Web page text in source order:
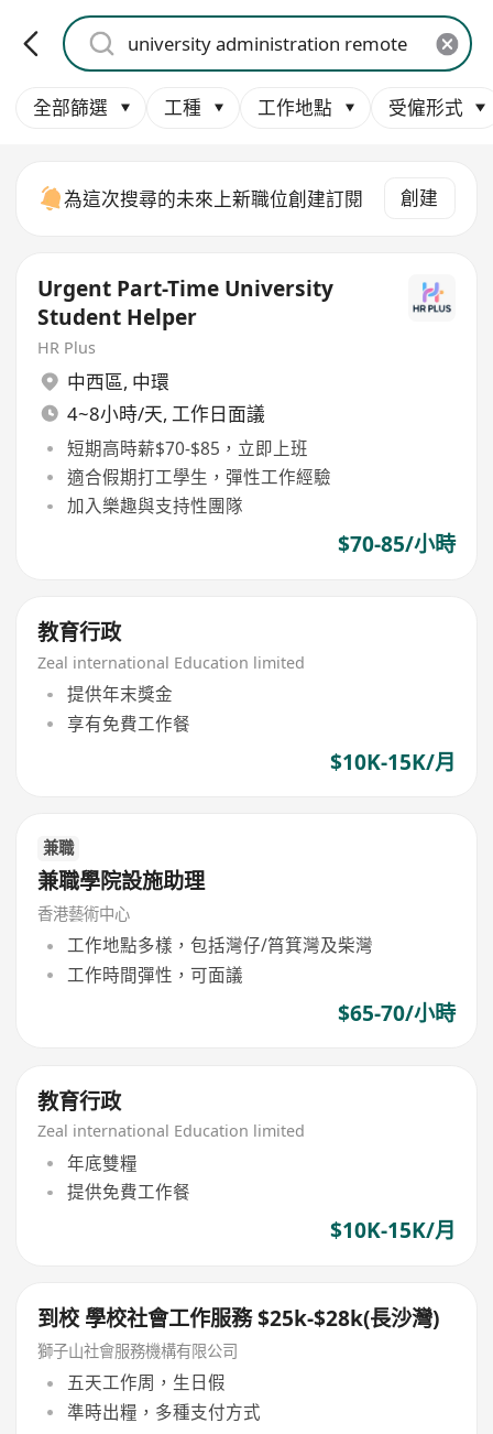
全部篩選 工種 工作地點 受僱形式
為這次搜尋的未來上新職位創建訂閱 創建
Urgent Part-Time University
Student Helper
HR Plus
中西區, 中環
4~8小時/天, 工作日面議
短期高時薪$70-$85，立即上班
適合假期打工學生，彈性工作經驗
加入樂趣與支持性團隊
$70-85/小時
教育行政
Zeal international Education limited
提供年末獎金
享有免費工作餐
$10K-15K/月
兼職
兼職學院設施助理
香港藝術中心
工作地點多樣，包括灣仔/筲箕灣及柴灣
工作時間彈性，可面議
$65-70/小時
教育行政
Zeal international Education limited
年底雙糧
提供免費工作餐
$10K-15K/月
到校 學校社會工作服務 $25k-$28k(長沙灣)
獅子山社會服務機構有限公司
五天工作周，生日假
準時出糧，多種支付方式